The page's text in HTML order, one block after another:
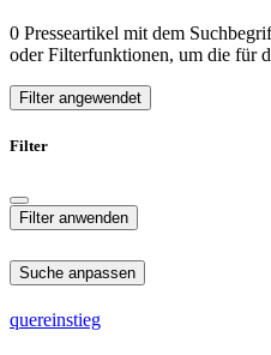
0 Presseartikel mit dem
oder Filterfunktionen, um die für
Filter angewendet
Filter
Suche anpassen
quereinstieg